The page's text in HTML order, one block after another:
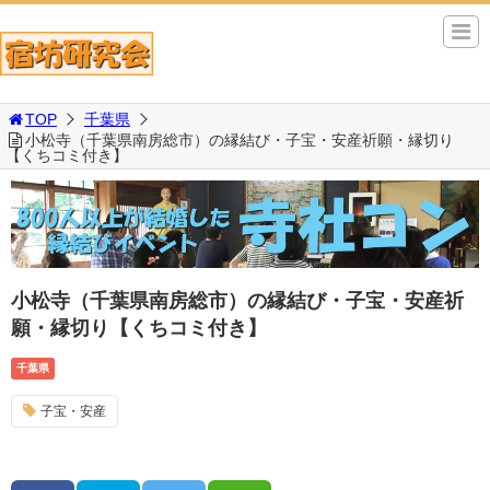
TOP
千葉県
小松寺（千葉県南房総市）の縁結び・子宝・安産祈願・縁切り
【くちコミ付き】
小松寺（千葉県南房総市）の縁結び・子宝・安産祈
願・縁切り【くちコミ付き】
千葉県
子宝・安産